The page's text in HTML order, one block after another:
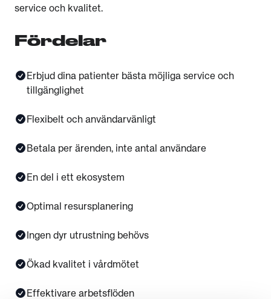
service och kvalitet.
Fördelar​
Erbjud dina patienter bästa möjliga service och
tillgänglighet​
Flexibelt och användarvänligt​
Betala per ärenden, inte antal användare​
En del i ett ekosystem​
Optimal resursplanering​
Ingen dyr utrustning behövs
Ökad kvalitet i vårdmötet​
Effektivare arbetsflöden​